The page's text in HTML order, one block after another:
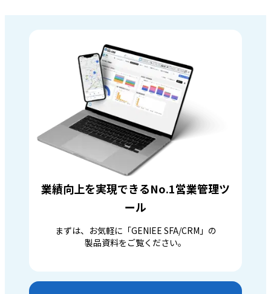
業績向上を実現できるNo.1営業管理ツ
ール
まずは、お気軽に「GENIEE SFA/CRM」の
製品資料をご覧ください。